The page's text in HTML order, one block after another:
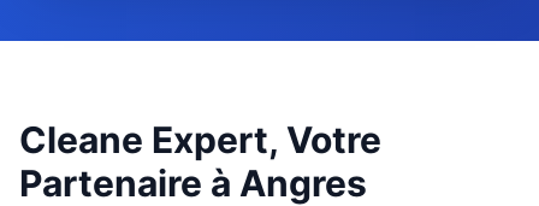
Cleane Expert, Votre
Partenaire à Angres